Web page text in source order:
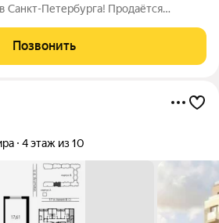
Санкт-Петербурга! Продаётся
на втором этаже
дома 1970 года
Позвонить
4 этаж из 10